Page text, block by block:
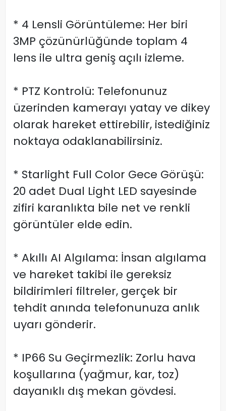
* 4 Lensli Görüntüleme: Her biri
3MP çözünürlüğünde toplam 4
lens ile ultra geniş açılı izleme.
* PTZ Kontrolü: Telefonunuz
üzerinden kamerayı yatay ve dikey
olarak hareket ettirebilir, istediğiniz
noktaya odaklanabilirsiniz.
* Starlight Full Color Gece Görüşü:
20 adet Dual Light LED sayesinde
zifiri karanlıkta bile net ve renkli
görüntüler elde edin.
* Akıllı AI Algılama: İnsan algılama
ve hareket takibi ile gereksiz
bildirimleri filtreler, gerçek bir
tehdit anında telefonunuza anlık
uyarı gönderir.
* IP66 Su Geçirmezlik: Zorlu hava
koşullarına (yağmur, kar, toz)
dayanıklı dış mekan gövdesi.